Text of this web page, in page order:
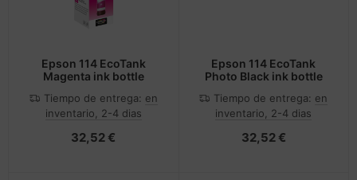
Epson 114 EcoTank
Magenta ink bottle
Tiempo de entrega: en
inventario, 2-4 dias
32,52 €
Epson 114 EcoTank
Photo Black ink bottle
Tiempo de entrega: en
inventario, 2-4 dias
32,52 €